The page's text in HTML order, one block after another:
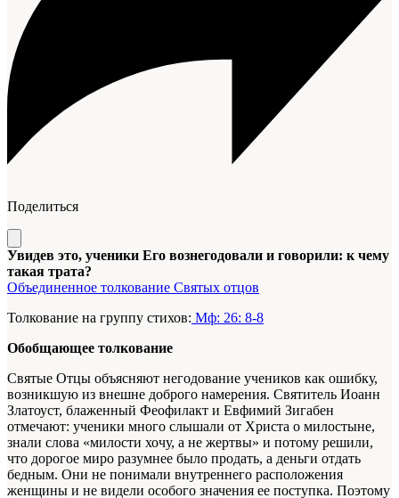
Поделиться
Увидев это, ученики Его вознегодовали и говорили: к чему
такая трата?
Объединенное толкование Святых отцов
Толкование на группу стихов: Мф: 26: 8-8
Обобщающее толкование
Святые Отцы объясняют негодование учеников как ошибку,
возникшую из внешне доброго намерения. Святитель Иоанн
Златоуст, блаженный Феофилакт и Евфимий Зигабен
отмечают: ученики много слышали от Христа о милостыне,
знали слова «милости хочу, а не жертвы» и потому решили,
что дорогое миро разумнее было продать, а деньги отдать
бедным. Они не понимали внутреннего расположения
женщины и не видели особого значения ее поступка. Поэтому